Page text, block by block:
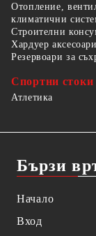
Отопление,
климатични
Строителни
Хардуер аксесоари
Резервоари за
Спортни стоки
Атлетика
Бързи
Начало
Вход